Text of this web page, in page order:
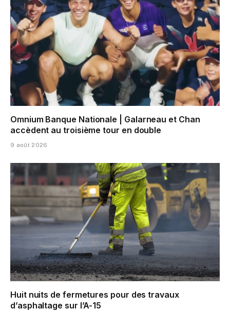
Omnium Banque Nationale | Galarneau et Chan
accèdent au troisième tour en double
9 août 2026
Huit nuits de fermetures pour des travaux
d’asphaltage sur l’A-15